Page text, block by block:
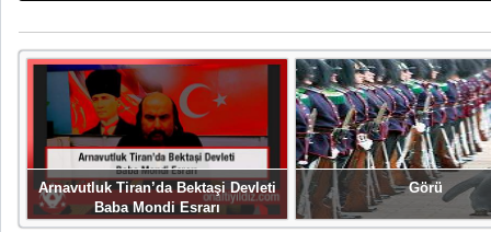
Arnavutluk Tiran’da Bektaşi Devleti
Baba Mondi Esrarı
Görü